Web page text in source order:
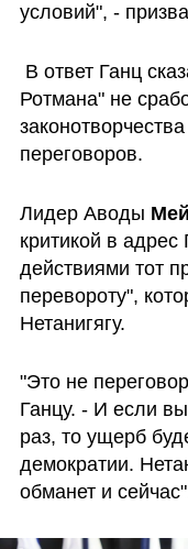
условий", -
Ротмана" не
переговоров.
Лидер Аводы
критикой в
действиями тот
перевороту",
Нетанигягу.
"Это не
Ганцу. - И если
раз, то ущерб
демократии.
обманет и